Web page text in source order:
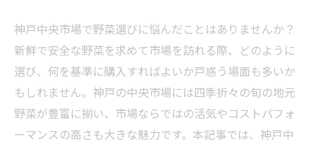
神戸中央市場で野菜選びに悩んだことはありませんか？
新鮮で安全な野菜を求めて市場を訪れる際、どのように
選び、何を基準に購入すればよいか戸惑う場面も多いか
もしれません。神戸の中央市場には四季折々の旬の地元
野菜が豊富に揃い、市場ならではの活気やコストパフォ
ーマンスの高さも大きな魅力です。本記事では、神戸中